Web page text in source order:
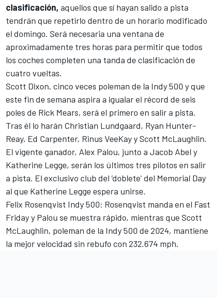
clasificación, aquellos que sí hayan salido a pista
tendrán que repetirlo dentro de un horario modificado
el domingo. Será necesaria una ventana de
aproximadamente tres horas para permitir que todos
los coches completen una tanda de clasificación de
cuatro vueltas.
Scott Dixon, cinco veces poleman de la Indy 500 y que
este fin de semana aspira a igualar el récord de seis
poles de Rick Mears, será el primero en salir a pista.
Tras él lo harán Christian Lundgaard, Ryan Hunter-
Reay, Ed Carpenter, Rinus VeeKayyScott McLaughlin.
El vigente ganador, Alex Palou, junto a Jacob Abel y
Katherine Legge, serán los últimos tres pilotos en salir
a pista. El exclusivo club del ‘doblete’ del Memorial Day
al que Katherine Legge espera unirse.
Felix Rosenqvist Indy 500: Rosenqvist manda en el Fast
Friday y Palou se muestra rápido, mientras que Scott
McLaughlin, poleman de la Indy 500 de 2024, mantiene
la mejor velocidad sin rebufo con 232.674 mph.